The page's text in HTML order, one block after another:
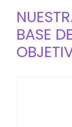
BASE